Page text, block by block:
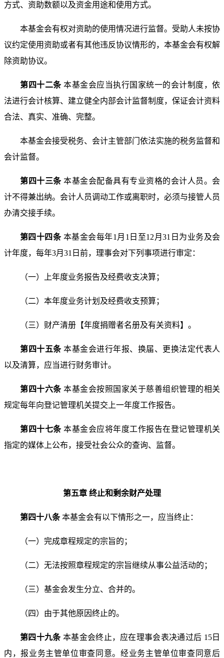
方式、资助数额以及资金用途和使用方式。
本基金会有权对资助的使用情况进行监督。受助人未按协
议约定使用资助或者有其他违反协议情形的，本基金会有权解
除资助协议。
第四十二条本基金会应当执行国家统一的会计制度， 依
法进行会计核算、建立健全内部会计监督制度，保证会计资料
合法、真实、准确、完整。
本基金会接受税务、会计主管部门依法实施的税务监督和
会计监督。
第四十三条本基金会配备具有专业资格的会计人员。 会
计不得兼出纳。会计人员调动工作或离职时，必须与接管人员
办清交接手续。
第四十四条本基金会每年1月1日至12月31日为业务及会
计年度，每年3月31日前，理事会对下列事项进行审定：
（一）上年度业务报告及经费收支决算；
（二）本年度业务计划及经费收支预算；
（三）财产清册【年度捐赠者名册及有关资料】。
第四十五条本基金会进行年报、换届、更换法定代表人
以及清算，应当进行财务审计。
第四十六条本基金会按照国家关于慈善组织管理的相关
规定每年向登记管理机关提交上一年度工作报告。
第四十七条本基金会应将年度工作报告在登记管理机关
指定的媒体上公布，接受社会公众的查询、监督。
第五章 终止和剩余财产处理
第四十八条本基金会有以下情形之一，应当终止：
（一）完成章程规定的宗旨的；
（二）无法按照章程规定的宗旨继续从事公益活动的；
（三）基金会发生分立、合并的。
（四）由于其他原因终止的。
第四十九条本基金会终止，应在理事会表决通过后 15日
内，报业务主管单位审查同意。经业务主管单位审查同意后